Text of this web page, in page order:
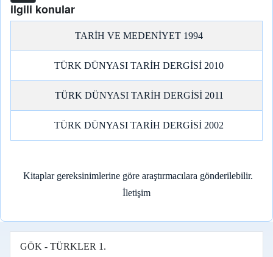
ilgili konular
TARİH VE MEDENİYET 1994
TÜRK DÜNYASI TARİH DERGİSİ 2010
TÜRK DÜNYASI TARİH DERGİSİ 2011
TÜRK DÜNYASI TARİH DERGİSİ 2002
Kitaplar gereksinimlerine göre araştırmacılara gönderilebilir.
İletişim
GÖK - TÜRKLER 1.